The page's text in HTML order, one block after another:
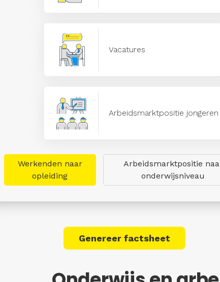
Vacatures
Arbeidsmarktpositie jongeren
Werkenden naar
opleiding
Arbeidsmarktpositie
onderwijsniveau
Genereer factsheet